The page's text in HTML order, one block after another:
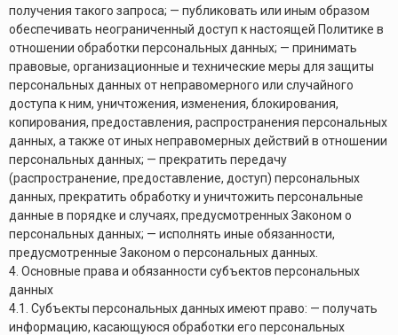
получения такого запроса; — публиковать или иным образом
обеспечивать неограниченный доступ к настоящей Политике в
отношении обработки персональных данных; — принимать
правовые, организационные и технические меры для защиты
персональных данных от неправомерного или случайного
доступа к ним, уничтожения, изменения, блокирования,
копирования, предоставления, распространения персональных
данных, а также от иных неправомерных действий в отношении
персональных данных; — прекратить передачу
(распространение, предоставление, доступ) персональных
данных, прекратить обработку и уничтожить персональные
данные в порядке и случаях, предусмотренных Законом о
персональных данных; — исполнять иные обязанности,
предусмотренные Законом о персональных данных.
4. Основные права и обязанности субъектов персональных
данных
4.1. Субъекты персональных данных имеют право: — получать
информацию, касающуюся обработки его персональных